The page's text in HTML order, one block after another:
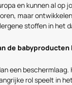
en kunnen al op
maar
stoffen in het
de babyproducten
een
rol speelt in